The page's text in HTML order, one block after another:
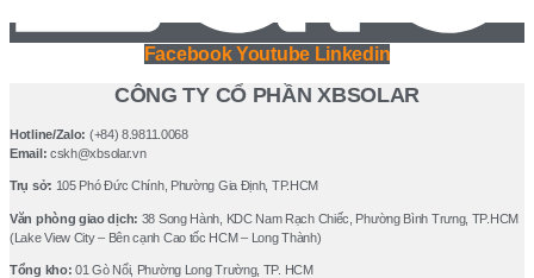
Facebook Youtube Linkedin
CÔNG TY CỔ PHẦN XBSOLAR
Hotline/Zalo: (+84) 8.9811.0068
Email: cskh@xbsolar.vn
Trụ sở: 105 Phó Ðức Chính, Phường Gia Ðịnh, TP.HCM
Văn phòng giao dịch: 38 Song Hành, KDC Nam Rạch Chiếc, Phường Bình Trưng, TP.HCM
(Lake View City – Bên cạnh Cao tốc HCM – Long Thành)
Tổng kho: 01 Gò Nổi, Phường Long Trường, TP. HCM